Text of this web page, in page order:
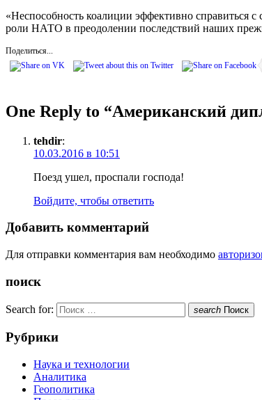
«Неспособность коалиции эффективно
роли НАТО в преодолении последствий наших
Поделиться...
One Reply to “Американский
tehdir:
10.03.2016 в 10:51
Поезд ушел, проспали господа!
Войдите, чтобы ответить
Добавить комментарий
Для отправки комментария вам необходимо
поиск
Search for: search Поиск
Рубрики
Наука и технологии
Аналитика
Геополитика